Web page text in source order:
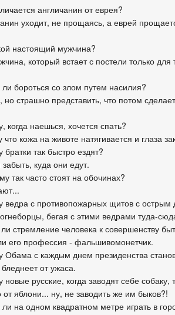
англичанин от еврея?
уходит, не прощаясь, а еврей
настоящий мужчина?
который встает с постели только для
бороться со злом путем насилия?
страшно представить, что потом
когда наешься, хочется спать?
кожа на животе натягивается и глаза
так быстро ездят?
куда они едут.
так часто стоят на обочинах?
ведра с противопожарных щитов с острым
бегая с этими ведрами туда-
стремление человека к совершенству
его профессия - фальшивомонетчик.
Обама с каждым днем президенства
от ужаса.
русские, когда заводят себе
от яблони... ну, не заводить же им быков?!
на одном квадратном метре играть в